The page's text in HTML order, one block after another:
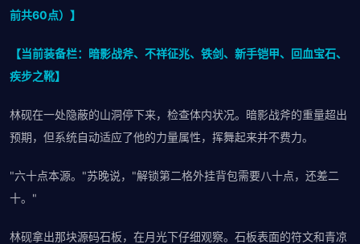
前共60点）】
【当前装备栏：暗影战斧、不祥征兆、铁剑、新手铠甲、回血宝石、
疾步之靴】
林砚在一处隐蔽的山洞停下来，检查体内状况。暗影战斧的重量超出
预期，但系统自动适应了他的力量属性，挥舞起来并不费力。
"六十点本源。"苏晚说，"解锁第二格外挂背包需要八十点，还差二
十。"
林砚拿出那块源码石板，在月光下仔细观察。石板表面的符文和青凉